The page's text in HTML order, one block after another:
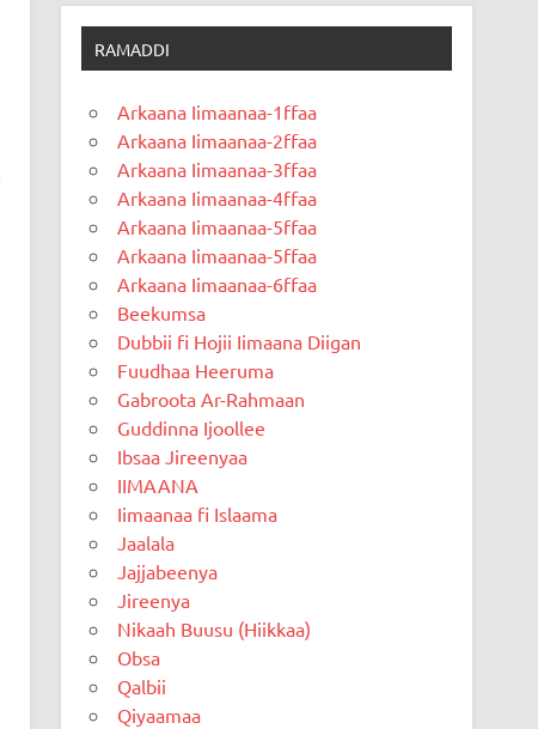
RAMADDI
Arkaana Iimaanaa-1ffaa
Arkaana Iimaanaa-2ffaa
Arkaana Iimaanaa-3ffaa
Arkaana Iimaanaa-4ffaa
Arkaana Iimaanaa-5ffaa
Arkaana Iimaanaa-5ffaa
Arkaana Iimaanaa-6ffaa
Beekumsa
Dubbii fi Hojii Iimaana Diigan
Fuudhaa Heeruma
Gabroota Ar-Rahmaan
Guddinna Ijoollee
Ibsaa Jireenyaa
IIMAANA
Iimaanaa fi Islaama
Jaalala
Jajjabeenya
Jireenya
Nikaah Buusu (Hiikkaa)
Obsa
Qalbii
Qiyaamaa